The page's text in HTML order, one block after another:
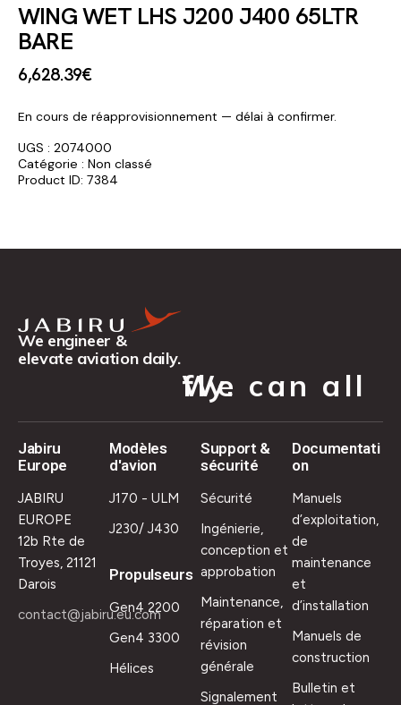
WING WET LHS J200 J400 65LTR
BARE
6,628.39€
En cours de réapprovisionnement — délai à confirmer.
UGS : 2074000
Catégorie : Non classé
Product ID: 7384
We engineer &
elevate aviation daily.
We can all fly.
Jabiru
Europe
JABIRU
EUROPE
12b Rte de
Troyes, 21121
Darois
contact@jabiru.eu.com
Modèles
d'avion
J170 - ULM
J230/ J430
Propulseurs
Gen4 2200
Gen4 3300
Hélices
Support &
sécurité
Sécurité
Ingénierie,
conception et
approbation
Maintenance,
réparation et
révision
générale
Signalement
Documentati
on
Manuels
d’exploitation,
de
maintenance
et
d’installation
Manuels de
construction
Bulletin et